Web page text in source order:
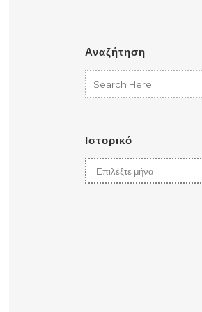
Αναζήτηση
Ιστορικό
Ιστορικό